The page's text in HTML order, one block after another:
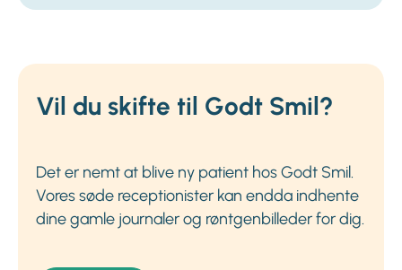
Vil du skifte til Godt Smil?
Det er nemt at blive ny patient hos Godt Smil.
Vores søde receptionister kan endda indhente
dine gamle journaler og røntgenbilleder for dig.